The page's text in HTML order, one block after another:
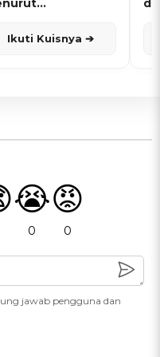
Ikuti Kuisnya ➔
😭
0
😡
0
jawab pengguna dan